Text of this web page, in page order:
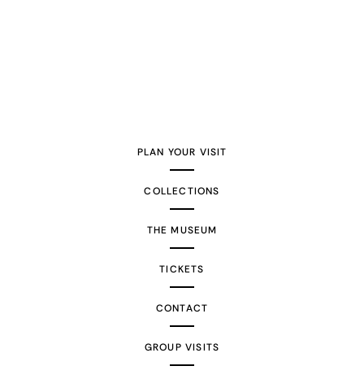
PLAN YOUR VISIT
COLLECTIONS
THE MUSEUM
TICKETS
CONTACT
GROUP VISITS